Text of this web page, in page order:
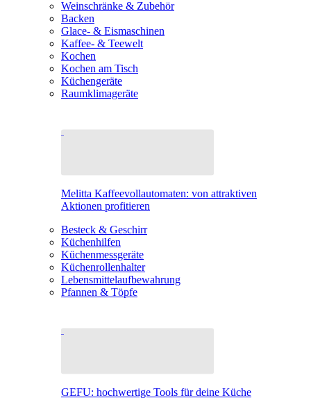
Weinschränke & Zubehör
Backen
Glace- & Eismaschinen
Kaffee- & Teewelt
Kochen
Kochen am Tisch
Küchengeräte
Raumklimageräte
Melitta Kaffeevollautomaten: von attraktiven
Aktionen profitieren
Besteck & Geschirr
Küchenhilfen
Küchenmessgeräte
Küchenrollenhalter
Lebensmittelaufbewahrung
Pfannen & Töpfe
GEFU: hochwertige Tools für deine Küche